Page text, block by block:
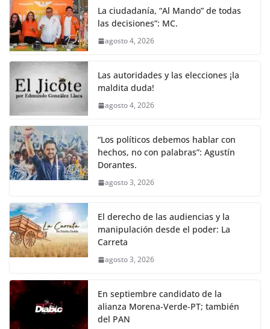
La ciudadanía, “Al Mando” de todas
las decisiones”: MC.
agosto 4, 2026
Las autoridades y las elecciones ¡la
maldita duda!
agosto 4, 2026
“Los políticos debemos hablar con
hechos, no con palabras”: Agustín
Dorantes.
agosto 3, 2026
El derecho de las audiencias y la
manipulación desde el poder: La
Carreta
agosto 3, 2026
En septiembre candidato de la
alianza Morena-Verde-PT; también
del PAN